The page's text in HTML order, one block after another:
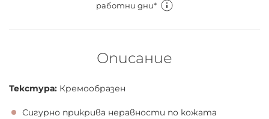
работни дни*
Описание
Текстура: Кремообразен
Сигурно прикрива неравности по кожата